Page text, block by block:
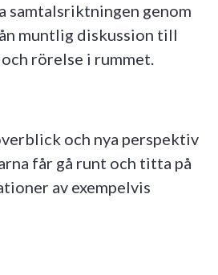
samtalsriktningen genom
muntlig diskussion till
rörelse i rummet.
och nya perspektiv
får gå runt och titta på
av exempelvis